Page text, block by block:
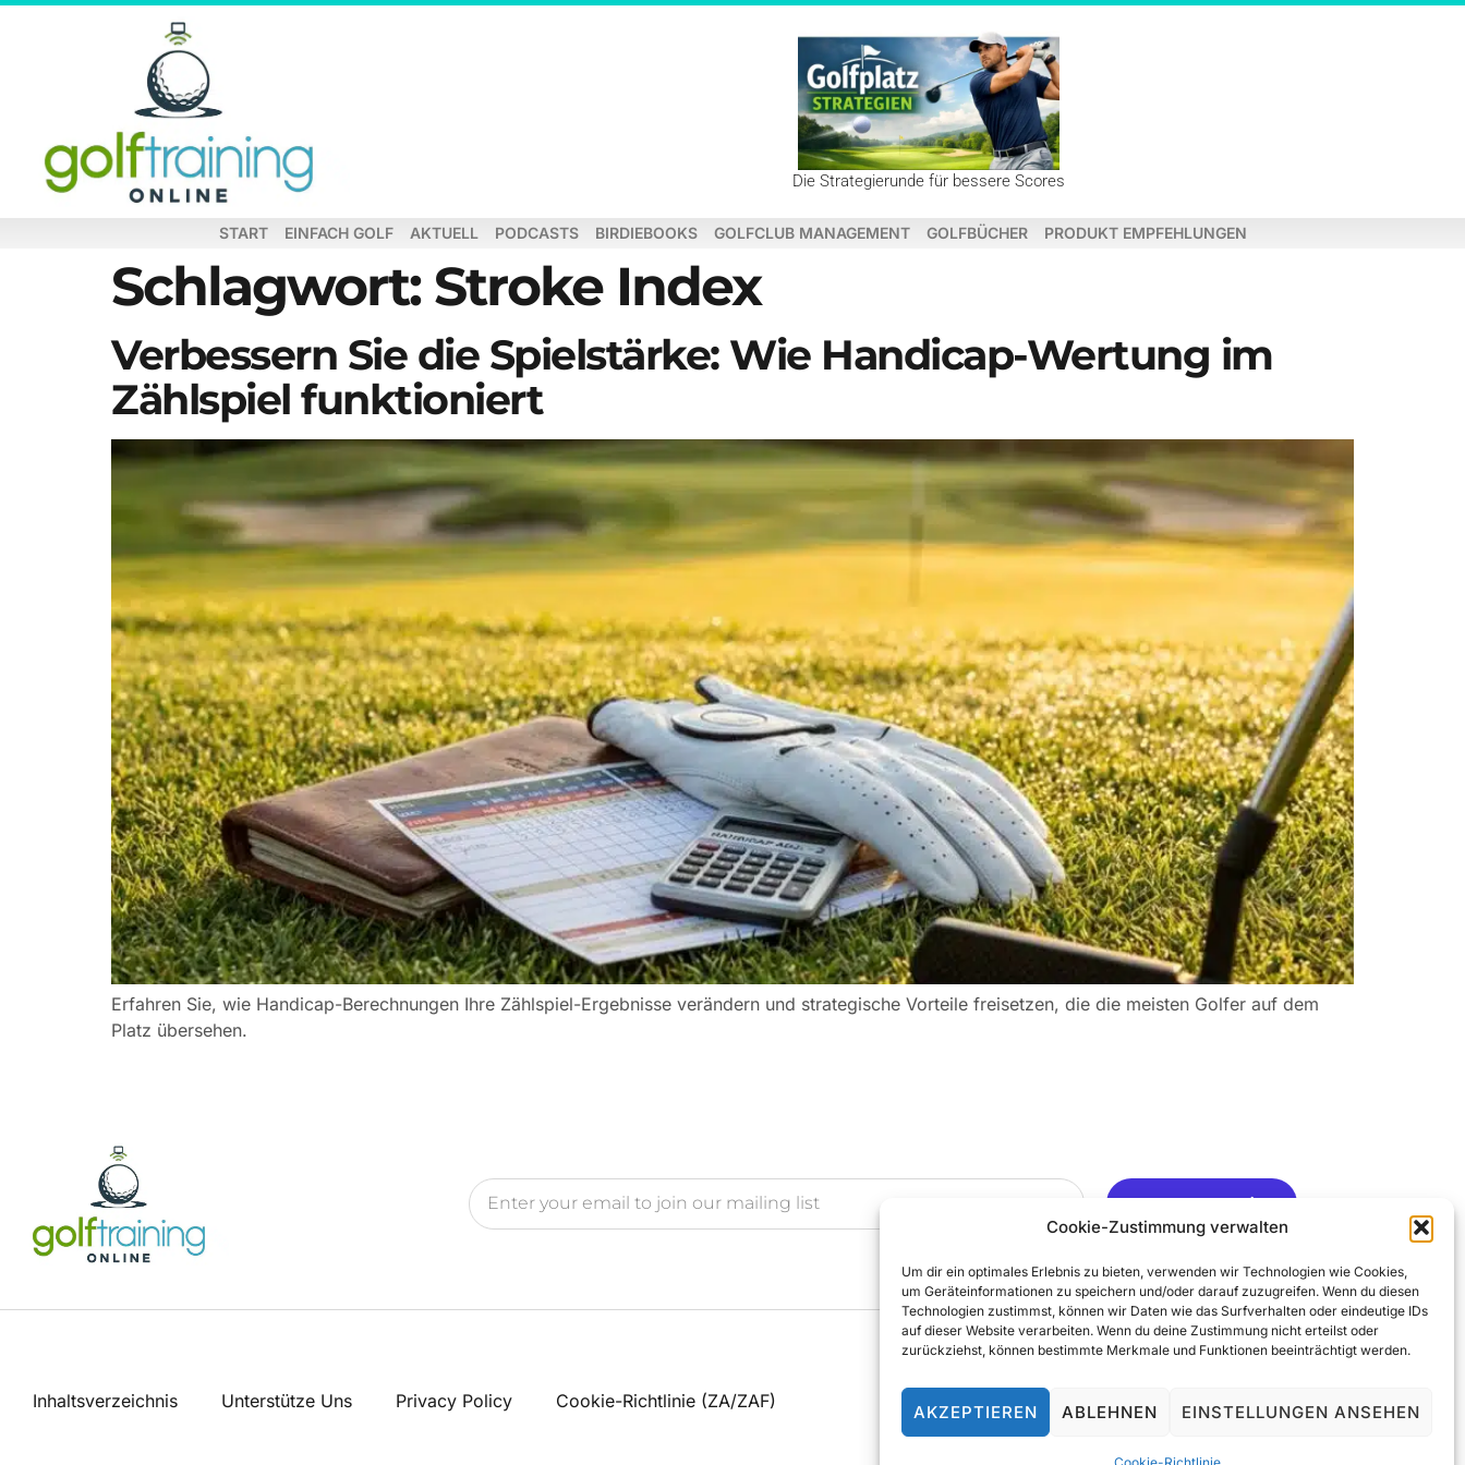
Cookie-Zustimmung verwalten
Um dir ein optimales Erlebnis zu bieten, verwenden wir Technologien wie Cookies,
um Geräteinformationen zu speichern und/oder darauf zuzugreifen. Wenn du diesen
Technologien zustimmst, können wir Daten wie das Surfverhalten oder eindeutige IDs
auf dieser Website verarbeiten. Wenn du deine Zustimmung nicht erteilst oder
zurückziehst, können bestimmte Merkmale und Funktionen beeinträchtigt werden.
AKZEPTIEREN ABLEHNEN EINSTELLUNGEN ANSEHEN
Die Strategierunde für bessere Scores
START EINFACH GOLF AKTUELL PODCASTS BIRDIEBOOKS GOLFCLUB MANAGEMENT GOLFBÜCHER PRODUKT EMPFEHLUNGEN
Schlagwort: Stroke Index
Verbessern Sie die Spielstärke: Wie Handicap-Wertung im
Zählspiel funktioniert
Erfahren Sie, wie Handicap-Berechnungen Ihre Zählspiel-Ergebnisse verändern und strategische Vorteile freisetzen, die die meisten Golfer auf dem
Platz übersehen.
Ja, Gerne ..
Inhaltsverzeichnis Unterstütze Uns Privacy Policy Cookie-Richtlinie (ZA/ZAF)
© 2025 All Rights Reserved